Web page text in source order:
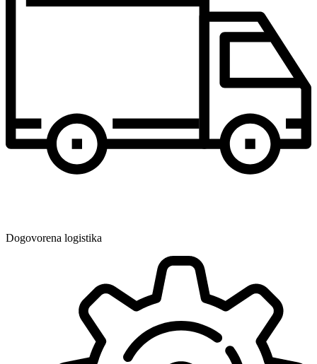
Dogovorena logistika